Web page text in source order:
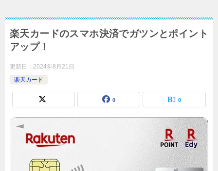
楽天カードのスマホ決済でガツンとポイント
アップ！
更新日： 2024年8月21日
楽天カード
0 0